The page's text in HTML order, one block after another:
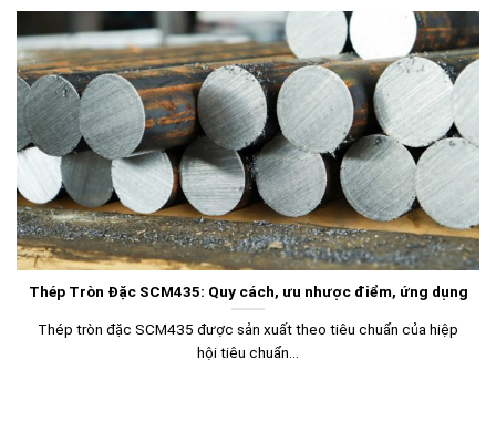
Thép Tròn Đặc SCM435: Quy cách, ưu nhược điểm, ứng dụng
Thép tròn đặc SCM435 được sản xuất theo tiêu chuẩn của hiệp
hội tiêu chuẩn...